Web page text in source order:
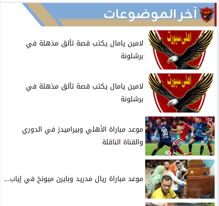
آخر الموضوعات
لامين يامال يكتب قصة تألق مذهلة في
برشلونة
لامين يامال يكتب قصة تألق مذهلة في
برشلونة
موعد مباراة الأهلي وبيراميدز في الدوري
والقناة الناقلة
موعد مباراة ريال مدريد وبايرن ميونخ في إياب...